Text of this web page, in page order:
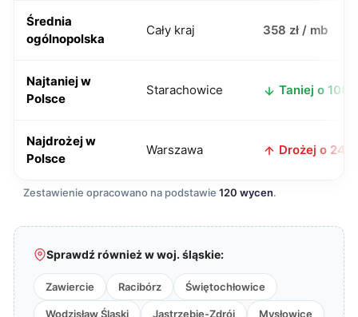
Średnia
ogólnopolska
Cały kraj 358 zł / mb
Najtaniej w
Polsce
Starachowice Taniej o 100
Najdrożej w
Polsce
Warszawa Drożej o 24 zł
Zestawienie opracowano na podstawie 120 wycen.
Sprawdź również w woj. śląskie:
Zawiercie Racibórz Świętochłowice
Wodzisław Śląski Jastrzębie-Zdrój Mysłowice